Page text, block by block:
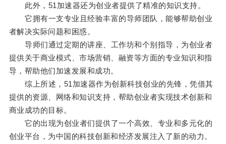
此外，51加速器还为创业者提供了精准的知识支持。
它拥有一支专业且经验丰富的导师团队，能够帮助创业
者解决实际问题和困惑。
导师们通过定期的讲座、工作坊和个别指导，为创业者
提供关于商业模式、市场营销、融资等方面的专业知识和指
导，帮助他们加速发展和成功。
综上所述，51加速器作为创新科技创业的先锋，凭借其
提供的资源、网络和知识支持，帮助创业者实现技术创新和
商业成功的目标。
它的出现为创业者们提供了一个高效、专业和多元化的
创业平台，为中国的科技创新和经济发展注入了新的动力。